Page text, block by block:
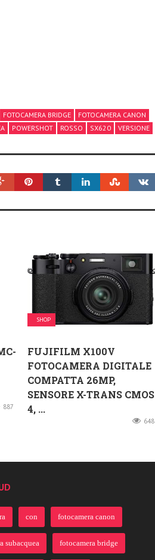
FOTOCAMERA BRIDGE
FOTOCAMERA CANON
POWERSHOT ROSSO SX620 VERSIONE
887
SHOP
FUJIFILM X100V
FOTOCAMERA DIGITALE
COMPATTA 26MP,
SENSORE X-TRANS CMOS
4, ...
648
con fotocamera canon
subacquea fotocamera bridge